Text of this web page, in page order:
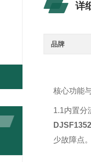
详
品牌
核心功能
1.1内置分
少故障点